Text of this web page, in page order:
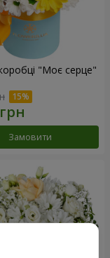
"Моє серце"
Замовити